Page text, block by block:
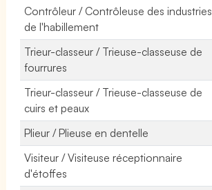
Contrôleur / Contrôleuse des industries
de l'habillement
Trieur-classeur / Trieuse-classeuse de
fourrures
Trieur-classeur / Trieuse-classeuse de
cuirs et peaux
Plieur / Plieuse en dentelle
Visiteur / Visiteuse réceptionnaire
d'étoffes